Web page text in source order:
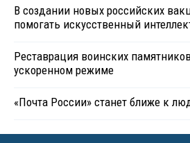
В создании новых российских
помогать искусственный
Реставрация воинских
ускоренном режиме
«Почта России» станет ближе к